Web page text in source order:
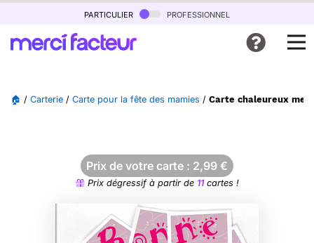
particulier professionnel
🏠 / Carterie / Carte pour la fête des mamies / Carte chaleureux
Prix de votre carte : 2,99 €
Prix dégressif à partir de 11cartes !